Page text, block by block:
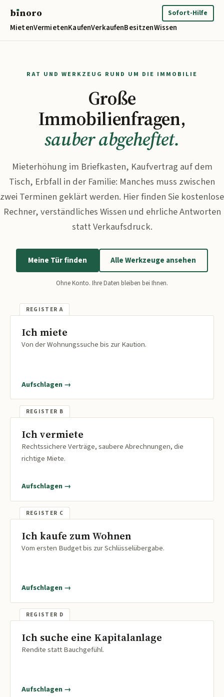
bınoro
MietenVermietenKaufenVerkaufenBesitzenWissen
Sofort-Hilfe
RAT UND WERKZEUG RUND UM DIE IMMOBILIE
Große
Immobilienfragen,
sauber abgeheftet.
Mieterhöhung im Briefkasten, Kaufvertrag auf dem
Tisch, Erbfall in der Familie: Manches muss zwischen
zwei Terminen geklärt werden. Hier finden Sie kostenlose
Rechner, verständliches Wissen und ehrliche Antworten
statt Verkaufsdruck.
Meine Tür finden Alle Werkzeuge ansehen
Ohne Konto. Ihre Daten bleiben bei Ihnen.
Ich miete
Von der Wohnungssuche bis zur Kaution.
Aufschlagen →
Ich vermiete
Rechtssichere Verträge, saubere Abrechnungen, die
richtige Miete.
Aufschlagen →
Ich kaufe zum Wohnen
Vom ersten Budget bis zur Schlüsselübergabe.
Aufschlagen →
Ich suche eine Kapitalanlage
Rendite statt Bauchgefühl.
Aufschlagen →